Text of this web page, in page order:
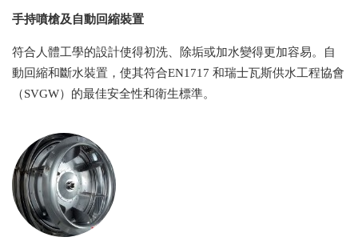
手持噴槍及自動回縮裝置
符合人體工學的設計使得初洗、除垢或加水變得更加容易。自
動回縮和斷水裝置，使其符合EN1717 和瑞士瓦斯供水工程協會
（SVGW）的最佳安全性和衛生標準。